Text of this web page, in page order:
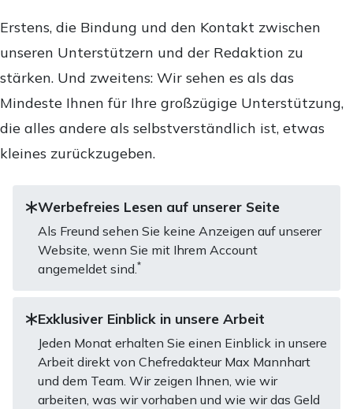
Erstens, die Bindung und den Kontakt zwischen
unseren Unterstützern und der Redaktion zu
stärken. Und zweitens: Wir sehen es als das
Mindeste Ihnen für Ihre großzügige Unterstützung,
die alles andere als selbstverständlich ist, etwas
kleines zurückzugeben.
Werbefreies Lesen auf unserer Seite
Als Freund sehen Sie keine Anzeigen auf unserer
Website, wenn Sie mit Ihrem Account
angemeldet sind.*
Exklusiver Einblick in unsere Arbeit
Jeden Monat erhalten Sie einen Einblick in unsere
Arbeit direkt von Chefredakteur Max Mannhart
und dem Team. Wir zeigen Ihnen, wie wir
arbeiten, was wir vorhaben und wie wir das Geld